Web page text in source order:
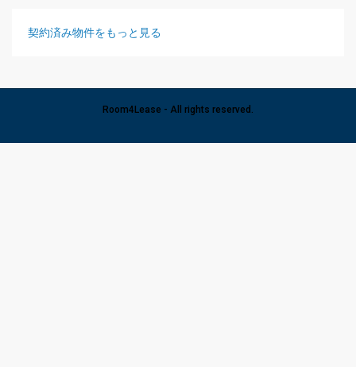
契約済み物件をもっと見る
Room4Lease - All rights reserved.